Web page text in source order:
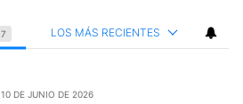
7 LOS MÁS RECIENTES
10 DE JUNIO DE 2026